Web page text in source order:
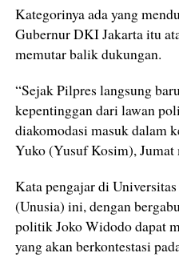
Kategorinya ada yang
Gubernur DKI Jakarta itu
memutar balik dukungan.
“Sejak Pilpres langsung
kepentinggan dari lawan
diakomodasi masuk dalam
Yuko (Yusuf Kosim), Jumat
Kata pengajar di
(Unusia) ini, dengan
politik Joko Widodo dapat
yang akan berkontestasi